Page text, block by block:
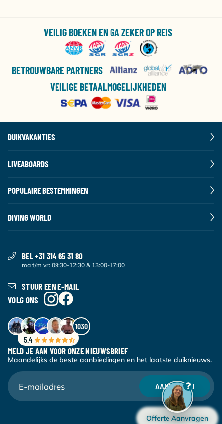
Offerte Aanvragen
VEILIG BOEKEN EN GA ZEKER OP REIS
BETROUWBARE PARTNERS
VEILIGE BETAALMOGELIJKHEDEN
DUIKVAKANTIES
LIVEABOARDS
POPULAIRE BESTEMMINGEN
DIVING WORLD
BEL +31 314 65 31 80
ma t/m vr: 09:30-12:30 & 13:00-17:00
STUUR EEN E-MAIL
VOLG ONS
1030
5.4
MELD JE AAN VOOR ONZE NIEUWSBRIEF
Maandelijks de beste aanbiedingen en het laatste duiknieuws.
AANMELDEN